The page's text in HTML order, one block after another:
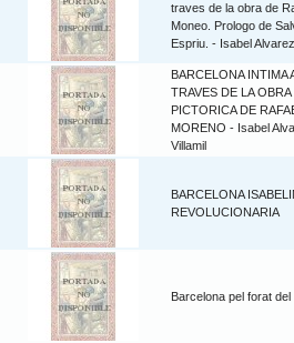
traves de la obra de
Moneo. Prologo de
Espriu. - Isabel
BARCELONA INTIMA
TRAVES DE LA OBRA
PICTORICA DE
MORENO - Isabel
Villamil
BARCELONA
REVOLUCIONARIA
Barcelona pel forat del